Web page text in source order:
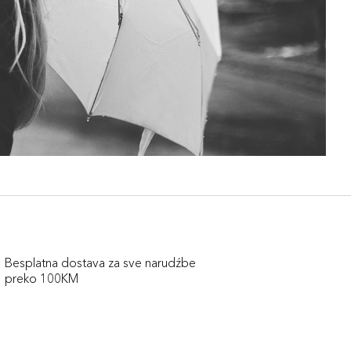
Besplatna dostava za sve narudźbe
preko 100KM